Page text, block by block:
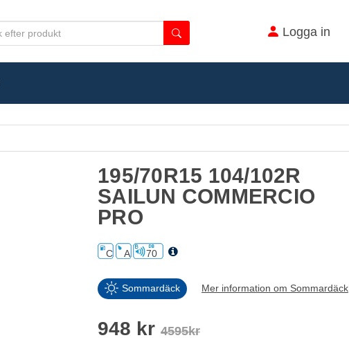
Logga in
195/70R15 104/102R
SAILUN COMMERCIO
PRO
C A 70
Sommardäck Mer information om Sommardäck
948 kr 4595kr